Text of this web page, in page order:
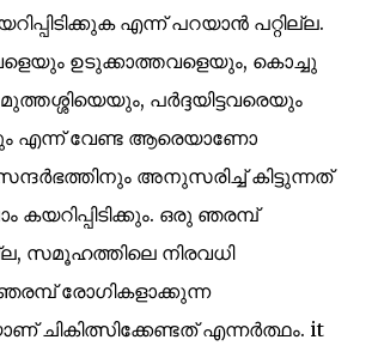
എന്ന് പറയാന്‍ പറ്റില്ല.
ഉടുക്കാത്തവളെയും, കൊച്ചു
പര്‍ദ്ദയിട്ടവരെയും
എന്ന് വേണ്ട ആരെയാണോ
അനുസരിച്ച് കിട്ടുന്നത്
ഒരു ഞരമ്പ്‌
സമൂഹത്തിലെ നിരവധി
രോഗികളാക്കുന്ന
ചികിത്സിക്കേണ്ടത് എന്നര്‍ത്ഥം. it